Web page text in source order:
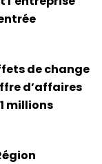
de change
d’affaires
millions